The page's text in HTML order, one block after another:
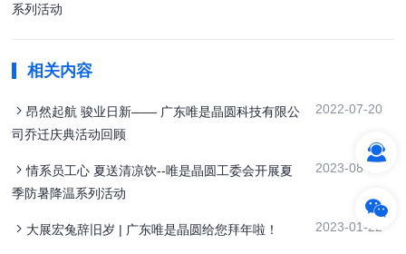
系列活动
相关内容
昂然起航 骏业日新—— 广东唯是晶圆科技有限公
司乔迁庆典活动回顾
2022-07-20
情系员工心 夏送清凉饮--唯是晶圆工委会开展夏
季防暑降温系列活动
2023-08-10
大展宏兔辞旧岁 | 广东唯是晶圆给您拜年啦！ 2023-01-22